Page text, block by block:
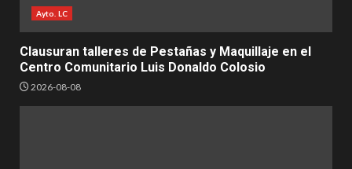
Ayto. LC
Clausuran talleres de Pestañas y Maquillaje en el
Centro Comunitario Luis Donaldo Colosio
2026-08-08